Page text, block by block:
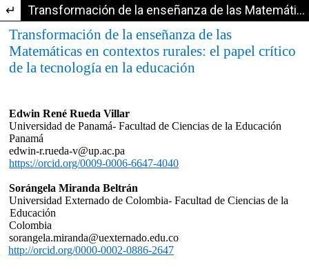
Volver a los detalles del artículo Transformación de la enseñanza de las Matemáticas en contextos rurales